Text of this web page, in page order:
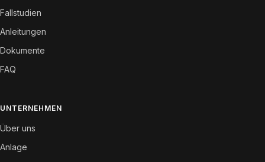
Fallstudien
Anleitungen
Dokumente
FAQ
UNTERNEHMEN
Über uns
Anlage